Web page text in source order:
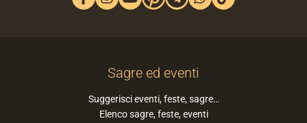
Sagre ed eventi
Suggerisci eventi, feste, sagre…
Elenco sagre, feste, eventi